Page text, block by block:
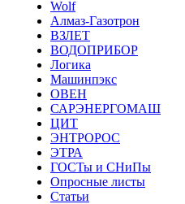
Wolf
Алмаз-Газотрон
ВЗЛЕТ
ВОДОПРИБОР
Логика
Машинпэкс
ОВЕН
САРЭНЕРГОМАШ
ЦИТ
ЭНТРОРОС
ЭТРА
ГОСТы и СНиПы
Опросные листы
Статьи